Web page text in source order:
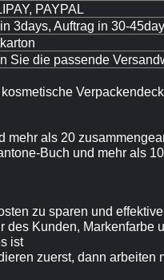
PAYPAL
3days, Auftrag in 30-
Sie die passende
mehr als 20
Buch und mehr als
zu sparen und
des Kunden, Markenfarbe
ist
zuerst, dann